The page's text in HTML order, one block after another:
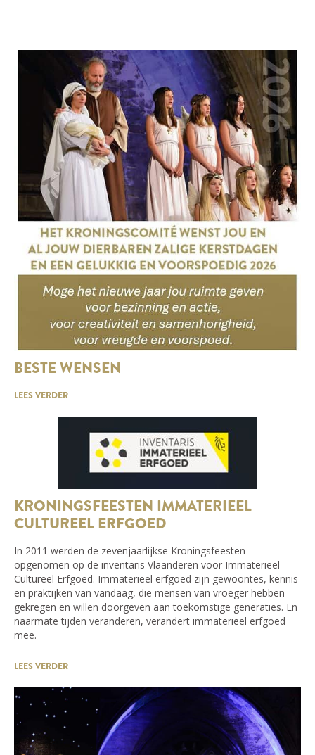
BESTE WENSEN
LEES VERDER
KRONINGSFEESTEN IMMATERIEEL
CULTUREEL ERFGOED
In 2011 werden de zevenjaarlijkse Kroningsfeesten
opgenomen op de inventaris Vlaanderen voor Immaterieel
Cultureel Erfgoed. Immaterieel erfgoed zijn gewoontes, kennis
en praktijken van vandaag, die mensen van vroeger hebben
gekregen en willen doorgeven aan toekomstige generaties. En
naarmate tijden veranderen, verandert immaterieel erfgoed
mee.
LEES VERDER